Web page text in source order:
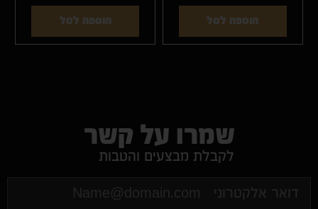
הוספה לסל הוספה לסל
שמרו על קשר
לקבלת מבצעים והטבות